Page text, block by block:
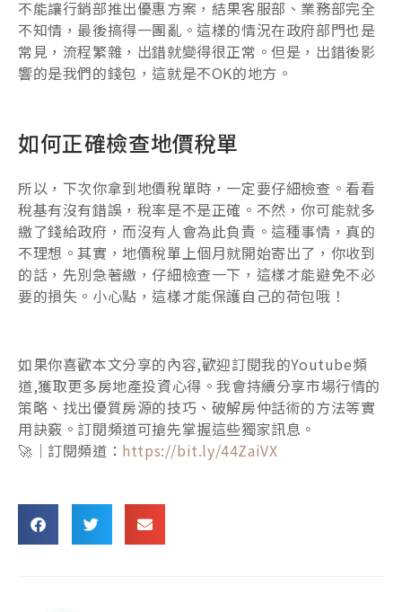
不能讓行銷部推出優惠方案，結果客服部、業務部完全
不知情，最後搞得一團亂。這樣的情況在政府部門也是
常見，流程繁雜，出錯就變得很正常。但是，出錯後影
響的是我們的錢包，這就是不OK的地方。
如何正確檢查地價稅單
所以，下次你拿到地價稅單時，一定要仔細檢查。看看
稅基有沒有錯誤，稅率是不是正確。不然，你可能就多
繳了錢給政府，而沒有人會為此負責。這種事情，真的
不理想。其實，地價稅單上個月就開始寄出了，你收到
的話，先別急著繳，仔細檢查一下，這樣才能避免不必
要的損失。小心點，這樣才能保護自己的荷包哦！
如果你喜歡本文分享的內容,歡迎訂閱我的Youtube頻
道,獲取更多房地產投資心得。我會持續分享市場行情的
策略、找出優質房源的技巧、破解房仲話術的方法等實
用訣竅。訂閱頻道可搶先掌握這些獨家訊息。
🚀｜訂閱頻道： https://bit.ly/44ZaiVX